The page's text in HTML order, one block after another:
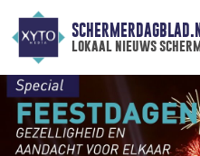
lokaal nieuws